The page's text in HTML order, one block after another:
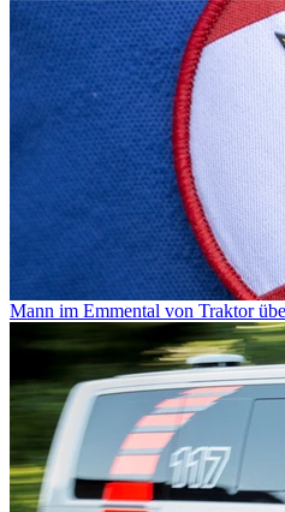
Mann im Emmental von Traktor